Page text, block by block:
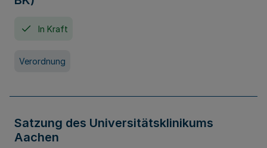
In Kraft
Verordnung
Satzung des Universitätsklinikums
Aachen